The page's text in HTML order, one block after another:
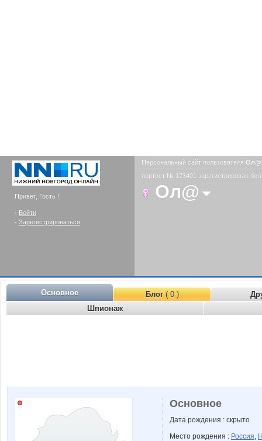
Привет, Гость !
- Войти
- Зарегистрироваться
Персональный сайт пользователя
портрет № 173401 зарегистрирован
Ол@
Основное Блог( 0 )
Шпионаж
Основное
Дата рождения : скрыто
Место рождения : Россия,